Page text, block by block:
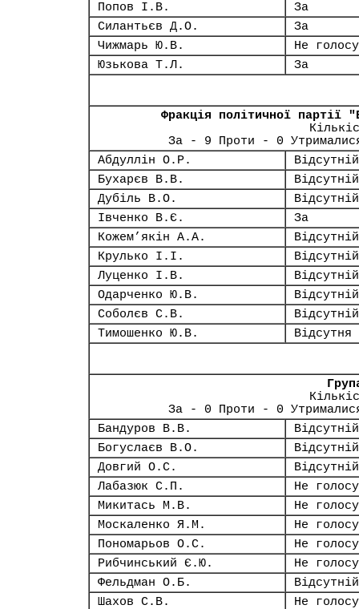
Попов І.В.
За
Силантьєв Д.О.
За
Чижмарь Ю.В.
Не
Юзькова Т.Л.
За
Фракція політичної партії
За - 9 Проти - 0
Абдуллін О.Р.
Відсутній
Бухарєв В.В.
Відсутній
Дубіль В.О.
Відсутній
Івченко В.Є.
За
Кожем’якін А.А.
Відсутній
Крулько І.І.
Відсутній
Луценко І.В.
Відсутній
Одарченко Ю.В.
Відсутній
Соболєв С.В.
Відсутній
Тимошенко Ю.В.
Відсутня
За - 0 Проти - 0
Бандуров В.В.
Відсутній
Богуслаєв В.О.
Відсутній
Довгий О.С.
Відсутній
Лабазюк С.П.
Не
Микитась М.В.
Не
Москаленко Я.М.
Не
Пономарьов О.С.
Не
Рибчинський Є.Ю.
Не
Фельдман О.Б.
Відсутній
Шахов С.В.
Не